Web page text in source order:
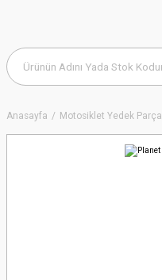
Anasayfa Motosiklet Yedek Parça